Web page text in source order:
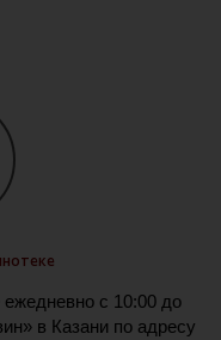
с 10:00 до
в Казани по адресу